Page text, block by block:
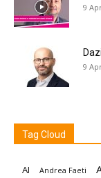
9
9
Tag Cloud
AI Andrea Faeti